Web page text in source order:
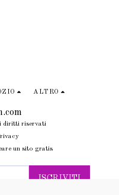
diritti riservati
un sito gratis
ALTRO
ISCRIVITI